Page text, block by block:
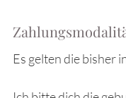
Es gelten die bisher